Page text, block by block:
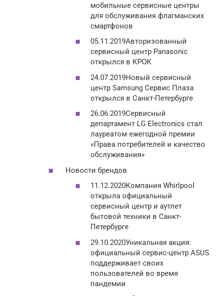
мобильные сервисные центры
для обслуживания флагманских
смартфонов
05.11.2019Авторизованный
сервисный центр Panasonic
открылся в КРОК
24.07.2019Новый сервисный
центр Samsung Сервис Плаза
открылся в Санкт-Петербурге
26.06.2019Сервисный
департамент LG Electronics стал
лауреатом ежегодной премии
«Права потребителей и качество
обслуживания»
Новости брендов
11.12.2020Компания Whirlpool
открыла официальный
сервисный центр и аутлет
бытовой техники в Санкт-
Петербурге
29.10.2020Уникальная акция:
официальный сервис-центр ASUS
поддерживает своих
пользователей во время
пандемии